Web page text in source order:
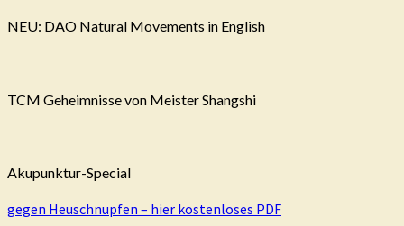
NEU: DAO Natural Movements in English
TCM Geheimnisse von Meister Shangshi
Akupunktur-Special
gegen Heuschnupfen – hier kostenloses PDF